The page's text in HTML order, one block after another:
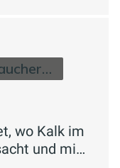
Verbraucherinfos
wo Kalk im
und mit